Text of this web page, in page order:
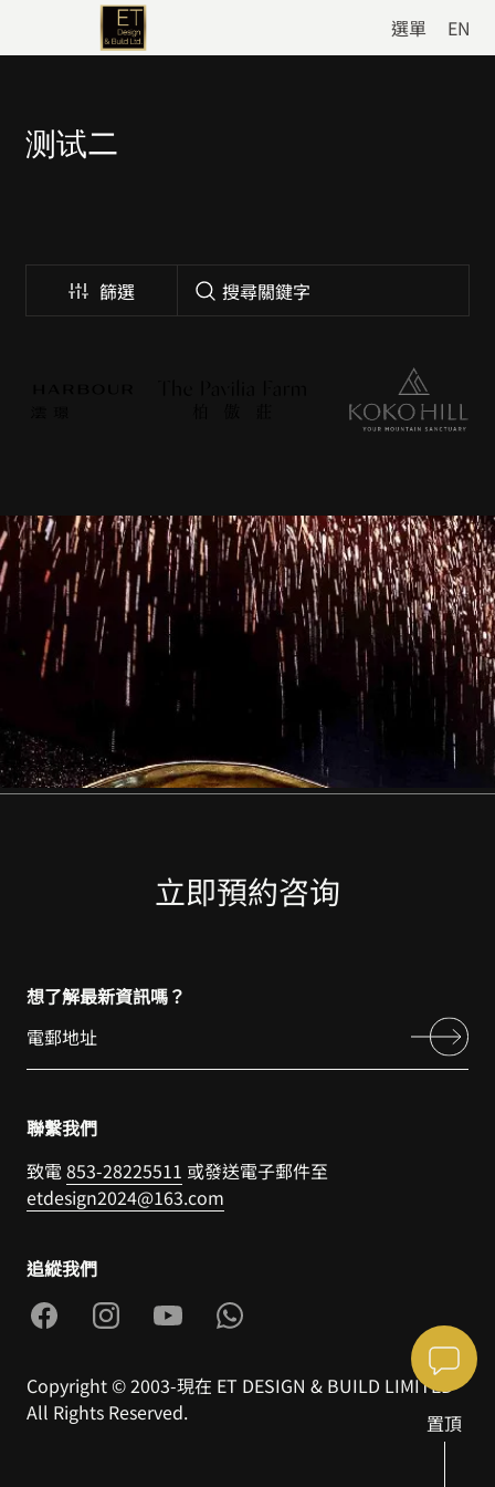
選單 EN
测试二
篩選
立即預約咨询
想了解最新資訊嗎？
聯繫我們
致電853-28225511 或發送電子郵件至
etdesign2024@163.com
追縱我們
Copyright © 2003-現在 ET DESIGN & BUILD LIMITED
All Rights Reserved.
置頂